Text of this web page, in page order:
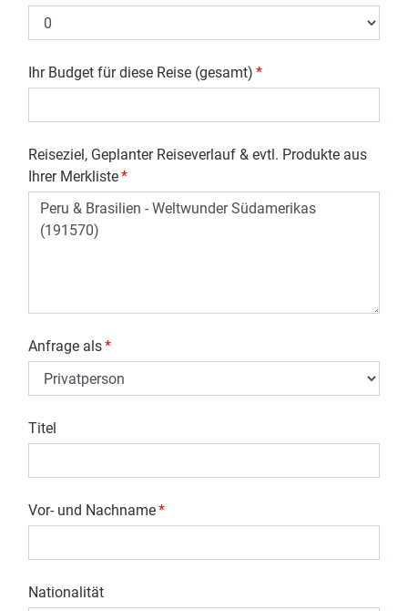
Ihr Budget für diese Reise (gesamt) *
Reiseziel, Geplanter Reiseverlauf & evtl. Produkte aus
Ihrer Merkliste*
Anfrage als*
Titel
Vor- und Nachname*
Nationalität